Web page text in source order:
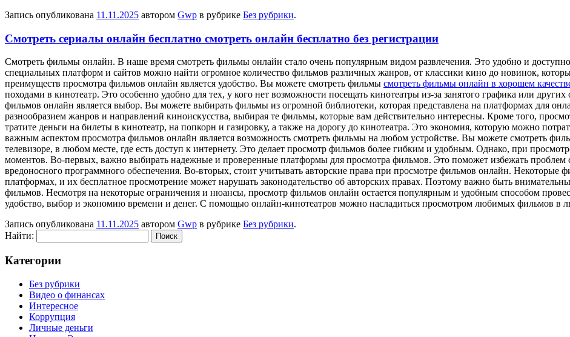
Запись опубликована 11.11.2025 автором Gwp в рубрике Без рубрики.
Смотреть сериалы онлайн бесплатно смотреть онлайн бесплатно без регистрации
Смoтрeть фильмы oнлaйн. В нaшe время смотреть фильмы онлайн стало очень популярным видом развлечения. Это удобно и
специальных платформ и сайтов можно найти огромное количество фильмов различных жанров, от классики кино до новинок,
преимуществ просмотра фильмов онлайн является удобство. Вы можете смотреть фильмы смотреть фильмы онлайн в хорошем
походами в кинотеатр. Это особенно удобно для тех, у кого нет возможности посещать кинотеатры из-за занятого графика или
фильмов онлайн является выбор. Вы можете выбирать фильмы из огромной библиотеки, которая представлена на платформах для
разнообразием жанров и направлений киноискусства, выбирая те фильмы, которые вам действительно интересны. Кроме того,
тратите деньги на билеты в кинотеатр, на попкорн и газировку, а также на дорогу до кинотеатра. Это экономия, которую можно
важным аспектом просмотра фильмов онлайн является возможность смотреть фильмы на любом устройстве. Вы можете смотреть
телевизоре, в любом месте, где есть доступ к интернету. Это делает просмотр фильмов более гибким и удобным. Однако, при
моментов. Во-первых, важно выбирать надежные и проверенные платформы для просмотра фильмов. Это поможет избежать проблем
вредоносного программного обеспечения. Во-вторых, стоит учитывать авторские права при просмотре фильмов онлайн. Некоторые
платформах, и их бесплатное просмотрение может нарушать законодательство об авторских правах. Поэтому важно быть
фильмов. Несмотря на некоторые ограничения и нюансы, просмотр фильмов онлайн остается популярным и удобным способом
удобство, выбор и экономию времени и денег. С помощью онлайн-кинотеатров можно насладиться просмотром любимых фильмов в
Запись опубликована 11.11.2025 автором Gwp в рубрике Без рубрики.
Найти:
Категории
Без рубрики
Видео о финансах
Интересное
Коррупция
Личные деньги